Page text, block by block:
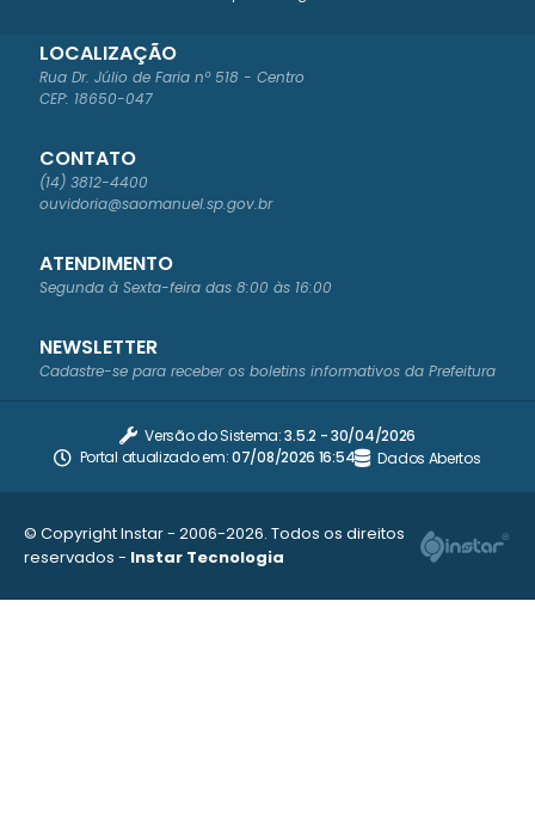
LOCALIZAÇÃO
Rua Dr. Júlio de Faria nº 518 - Centro
CEP: 18650-047
CONTATO
(14) 3812-4400
ouvidoria@saomanuel.sp.gov.br
ATENDIMENTO
Segunda à Sexta-feira das 8:00 às 16:00
NEWSLETTER
Cadastre-se para receber os boletins informativos da Prefeitura
Versão do Sistema:3.5.2 - 30/04/2026
Portal atualizado em:07/08/2026 16:54 Dados Abertos
© Copyright Instar - 2006-2026. Todos os direitos
reservados - Instar Tecnologia